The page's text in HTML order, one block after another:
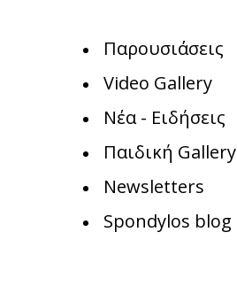
Παρουσιάσεις
Video Gallery
Νέα - Ειδήσεις
Παιδική Gallery
Newsletters
Spondylos blog